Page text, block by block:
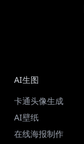
AI生图
卡通头像生成
AI壁纸
在线海报制作